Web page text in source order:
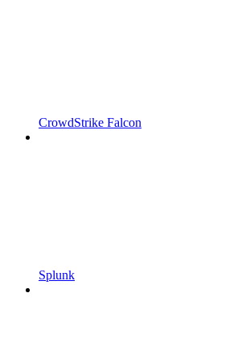
CrowdStrike Falcon
Splunk